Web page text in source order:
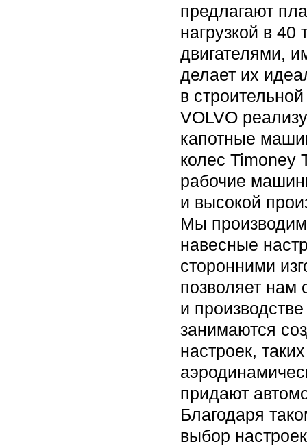
предлагают
нагрузкой в
двигателями,
делает их
в
VOLVO
капотные
колес Timoney
рабочие
и высокой
Мы производим
навесные
сторонними
позволяет нам
и
занимаются
настроек,
придают
Благодаря
выбор